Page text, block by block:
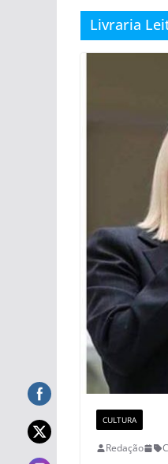
Livraria
CULTURA
Redação